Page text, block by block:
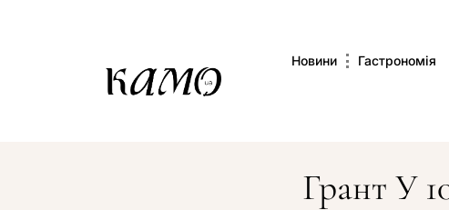
Новини Гастрономія
Грант У